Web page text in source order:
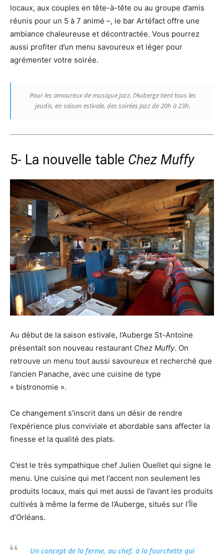
locaux, aux couples en tête-à-tête ou au groupe d’amis
réunis pour un 5 à 7 animé –, le bar Artéfact offre une
ambiance chaleureuse et décontractée. Vous pourrez
aussi profiter d’un menu savoureux et léger pour
agrémenter votre soirée.
Pour les amoureux de musique jazz, l’Auberge tient tous les
jeudis, en saison estivale, des soirées Jazz de 20h à 23h.
5- La nouvelle table Chez Muffy
Au début de la saison estivale, l’Auberge St-Antoine
présentait son nouveau restaurant Chez Muffy. On
retrouve un menu tout aussi savoureux et recherché que
l’ancien Panache, avec une cuisine de type
« bistronomie ».
Ce changement s’inscrit dans un désir de rendre
l’expérience plus conviviale et abordable sans affecter la
finesse et la qualité des plats.
C’est le très sympathique chef Julien Ouellet qui signe le
menu. Une cuisine qui met l’accent non seulement les
produits locaux, mais qui met aussi de l’avant les produits
cultivés à même la ferme de l’Auberge, situés sur l’Île
d’Orléans.
Un concept de la ferme, au chef, à la fourchette qui